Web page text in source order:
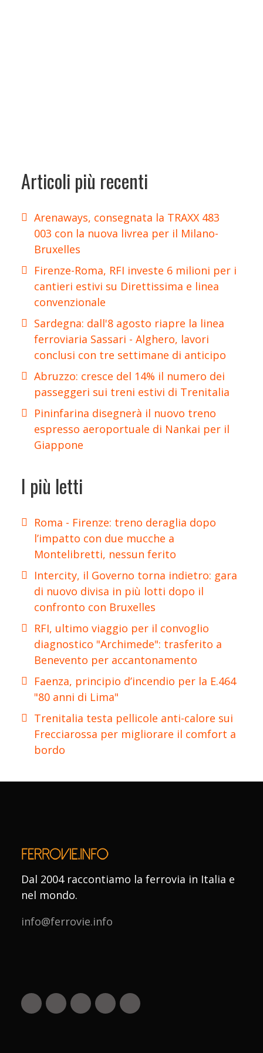
Articoli più recenti
Arenaways, consegnata la TRAXX 483
003 con la nuova livrea per il Milano-
Bruxelles
Firenze-Roma, RFI investe 6 milioni per i
cantieri estivi su Direttissima e linea
convenzionale
Sardegna: dall'8 agosto riapre la linea
ferroviaria Sassari - Alghero, lavori
conclusi con tre settimane di anticipo
Abruzzo: cresce del 14% il numero dei
passeggeri sui treni estivi di Trenitalia
Pininfarina disegnerà il nuovo treno
espresso aeroportuale di Nankai per il
Giappone
I più letti
Roma - Firenze: treno deraglia dopo
l’impatto con due mucche a
Montelibretti, nessun ferito
Intercity, il Governo torna indietro: gara
di nuovo divisa in più lotti dopo il
confronto con Bruxelles
RFI, ultimo viaggio per il convoglio
diagnostico "Archimede": trasferito a
Benevento per accantonamento
Faenza, principio d’incendio per la E.464
"80 anni di Lima"
Trenitalia testa pellicole anti-calore sui
Frecciarossa per migliorare il comfort a
bordo
Dal 2004 raccontiamo la ferrovia in Italia e
nel mondo.
info@ferrovie.info